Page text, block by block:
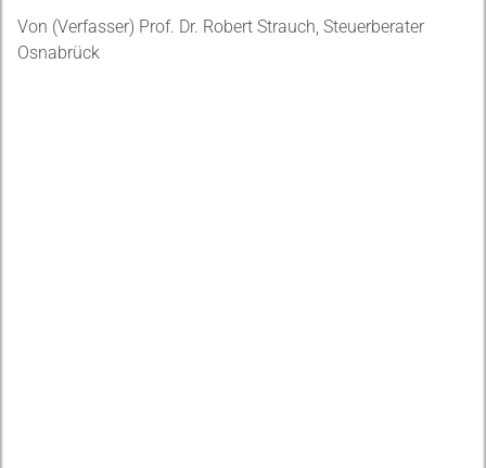
Von (Verfasser) Prof. Dr. Robert Strauch, Steuerberater
Osnabrück